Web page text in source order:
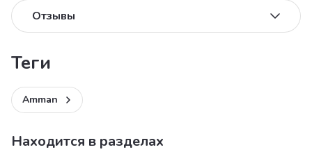
Отзывы
теги
Amman
Находится в разделах